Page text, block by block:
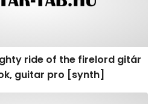
ride of the firelord gitár
guitar pro [synth]